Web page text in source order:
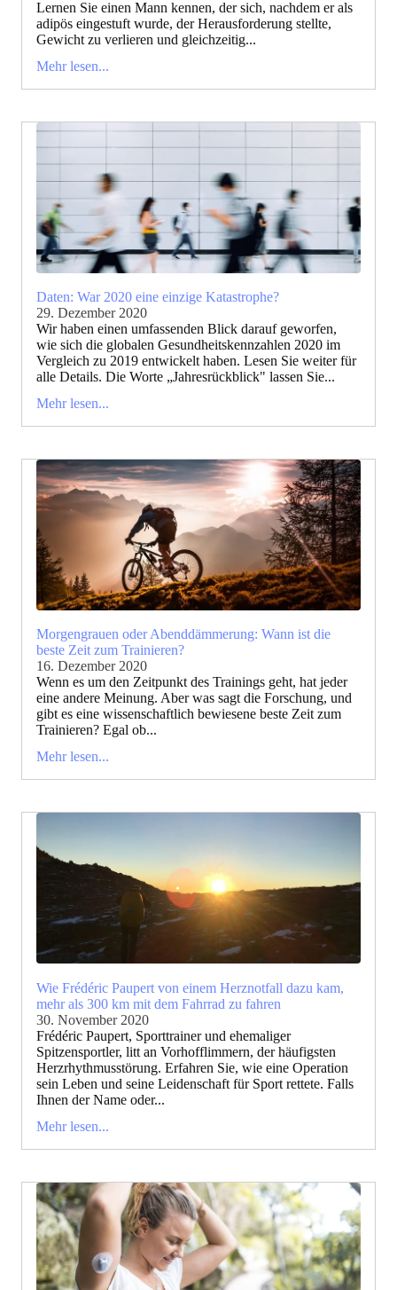
Lernen Sie einen Mann kennen, der sich, nachdem er als
adipös eingestuft wurde, der Herausforderung stellte,
Gewicht zu verlieren und gleichzeitig...
Mehr lesen...
Daten: War 2020 eine einzige Katastrophe?
29. Dezember 2020
Wir haben einen umfassenden Blick darauf geworfen,
wie sich die globalen Gesundheitskennzahlen 2020 im
Vergleich zu 2019 entwickelt haben. Lesen Sie weiter für
alle Details. Die Worte „Jahresrückblick" lassen Sie...
Mehr lesen...
Morgengrauen oder Abenddämmerung: Wann ist die
beste Zeit zum Trainieren?
16. Dezember 2020
Wenn es um den Zeitpunkt des Trainings geht, hat jeder
eine andere Meinung. Aber was sagt die Forschung, und
gibt es eine wissenschaftlich bewiesene beste Zeit zum
Trainieren? Egal ob...
Mehr lesen...
Wie Frédéric Paupert von einem Herznotfall dazu kam,
mehr als 300 km mit dem Fahrrad zu fahren
30. November 2020
Frédéric Paupert, Sporttrainer und ehemaliger
Spitzensportler, litt an Vorhofflimmern, der häufigsten
Herzrhythmusstörung. Erfahren Sie, wie eine Operation
sein Leben und seine Leidenschaft für Sport rettete. Falls
Ihnen der Name oder...
Mehr lesen...